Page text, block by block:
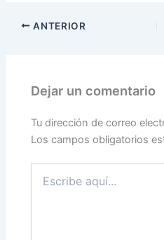
ANTERIOR
Dejar un comentario
Tu dirección de correo
Los campos obligatorios
aquí...